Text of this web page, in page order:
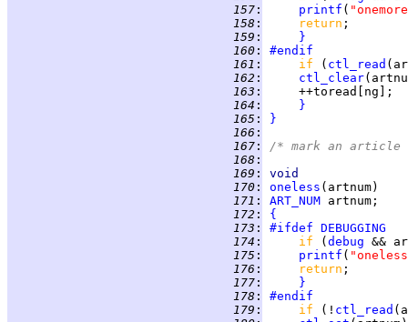
157 : printf (
158 : return
159 :
}
160 :
#endif
161 : if ( ctl_read
162 :
ctl_clear
163 :
164 :
}
165 :
}
166 :
167 :
/* mark an article
168 :
169 :
void
170 : oneless
171 : ART_NUM
172 :
{
173 : #ifdef DEBUGGING
174 : if ( debug &&
175 : printf (
176 : return
177 :
}
178 :
#endif
179 : if (! ctl_read